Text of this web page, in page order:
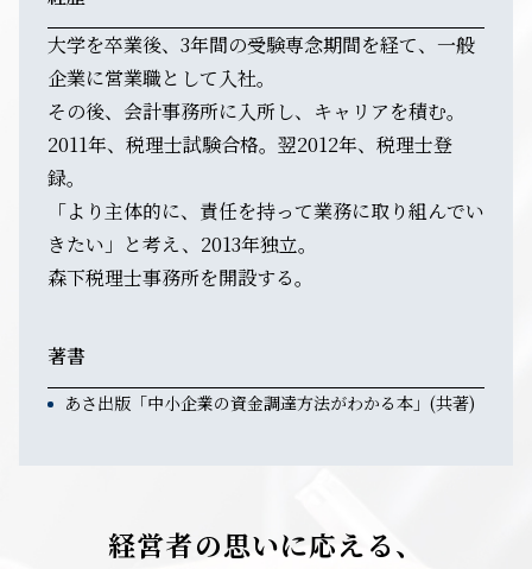
大学を卒業後、3年間の受験専念期間を経て、一般
企業に営業職として入社。
その後、会計事務所に入所し、キャリアを積む。
2011年、税理士試験合格。翌2012年、税理士登
録。
「より主体的に、責任を持って業務に取り組んでい
きたい」と考え、2013年独立。
森下税理士事務所を開設する。
著書
あさ出版「中小企業の資金調達方法がわかる本」(共著)
経営者の思いに応える、